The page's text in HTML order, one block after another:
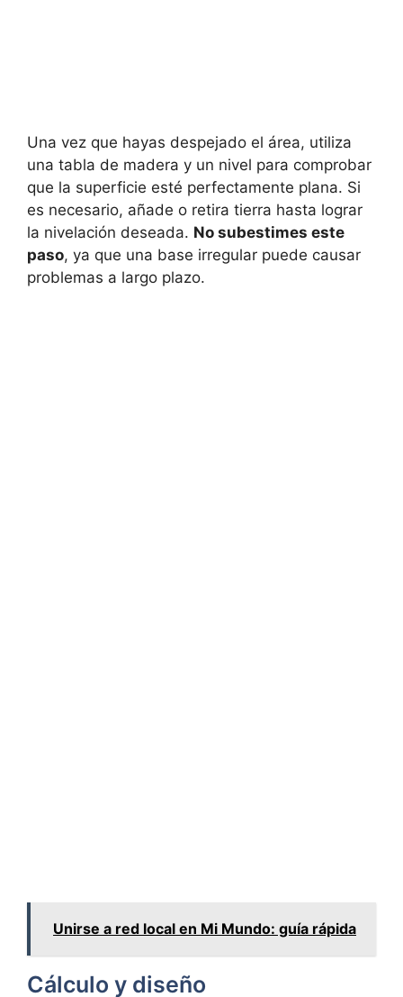
Una vez que hayas despejado el área, utiliza
una tabla de madera y un nivel para comprobar
que la superficie esté perfectamente plana. Si
es necesario, añade o retira tierra hasta lograr
la nivelación deseada. No subestimes este
paso, ya que una base irregular puede causar
problemas a largo plazo.
Unirse a red local en Mi Mundo: guía rápida
Cálculo y diseño